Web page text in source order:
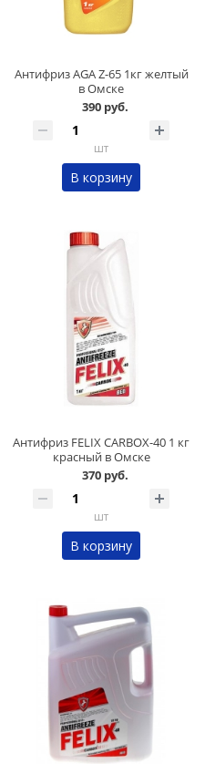
Антифриз AGA Z-65 1кг желтый
в Омске
390 руб.
шт
В корзину
Антифриз FELIX CARBOX-40 1 кг
красный в Омске
370 руб.
шт
В корзину